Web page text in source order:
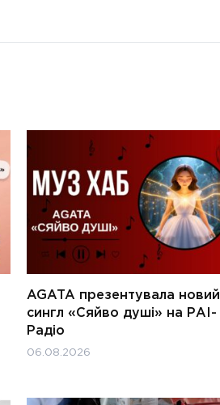
AGATA презентувала новий
сингл «Сяйво душі» на РАІ-
Радіо
06.08.2026